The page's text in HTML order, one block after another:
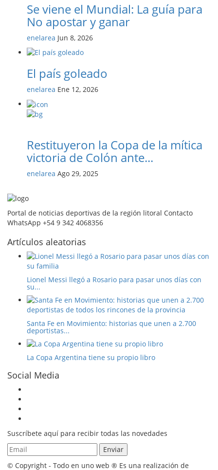
Se viene el Mundial: La guía para
No apostar y ganar
enelarea Jun 8, 2026
El país goleado
enelarea Ene 12, 2026
Restituyeron la Copa de la mítica
victoria de Colón ante...
enelarea Ago 29, 2025
Portal de noticias deportivas de la región litoral Contacto
WhatsApp +54 9 342 4068356
Artículos aleatorias
Lionel Messi llegó a Rosario para pasar unos días con
su...
Santa Fe en Movimiento: historias que unen a 2.700
deportistas...
La Copa Argentina tiene su propio libro
Social Media
Suscríbete aquí para recibir todas las novedades
© Copyright - Todo en uno web ® Es una realización de